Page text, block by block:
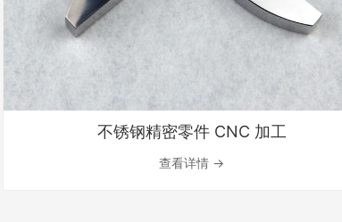
不锈钢精密零件 CNC 加工
查看详情 →